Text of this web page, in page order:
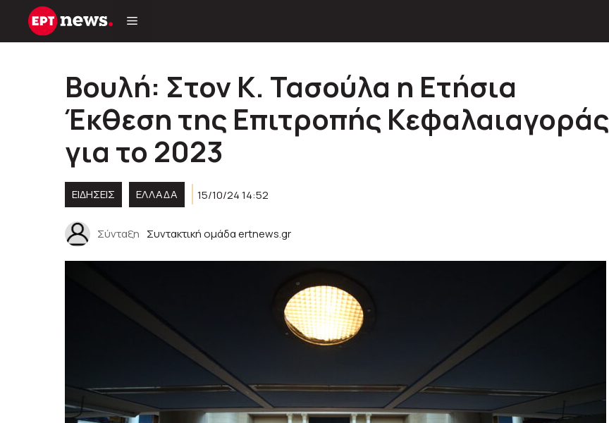
Μετάβαση
Βουλή: Στον Κ. Τασούλα η Ετήσια
Έκθεση της Επιτροπής Κεφαλαιαγοράς
για το 2023
ΕΙΔΗΣΕΙΣ ΕΛΛΑΔΑ 15/10/24 14:52
Σύνταξη Συντακτική ομάδα ertnews.gr